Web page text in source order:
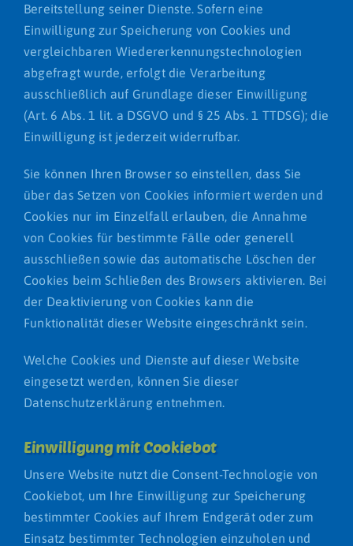
Bereitstellung seiner Dienste. Sofern eine
Einwilligung zur Speicherung von Cookies und
vergleichbaren Wiedererkennungstechnologien
abgefragt wurde, erfolgt die Verarbeitung
ausschließlich auf Grundlage dieser Einwilligung
(Art. 6 Abs. 1 lit. a DSGVO und § 25 Abs. 1 TTDSG); die
Einwilligung ist jederzeit widerrufbar.
Sie können Ihren Browser so einstellen, dass Sie
über das Setzen von Cookies informiert werden und
Cookies nur im Einzelfall erlauben, die Annahme
von Cookies für bestimmte Fälle oder generell
ausschließen sowie das automatische Löschen der
Cookies beim Schließen des Browsers aktivieren. Bei
der Deaktivierung von Cookies kann die
Funktionalität dieser Website eingeschränkt sein.
Welche Cookies und Dienste auf dieser Website
eingesetzt werden, können Sie dieser
Datenschutzerklärung entnehmen.
Einwilligung mit Cookiebot
Unsere Website nutzt die Consent-Technologie von
Cookiebot, um Ihre Einwilligung zur Speicherung
bestimmter Cookies auf Ihrem Endgerät oder zum
Einsatz bestimmter Technologien einzuholen und